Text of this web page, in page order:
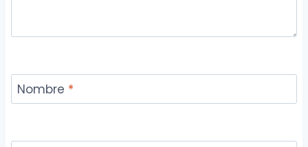
Nombre *